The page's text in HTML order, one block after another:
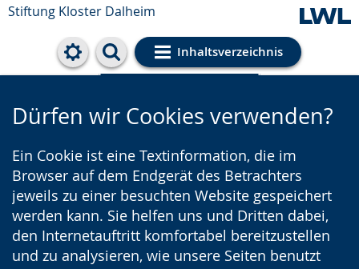
Stiftung Kloster Dalheim
Inhaltsverzeichnis
Cookie-Einstellungen
Dürfen wir Cookies verwenden?
Ein Cookie ist eine Textinformation, die im
Browser auf dem Endgerät des Betrachters
jeweils zu einer besuchten Website gespeichert
werden kann. Sie helfen uns und Dritten dabei,
den Internetauftritt komfortabel bereitzustellen
und zu analysieren, wie unsere Seiten benutzt